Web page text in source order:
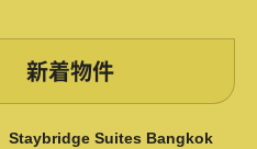
新着物件
Staybridge Suites Bangkok